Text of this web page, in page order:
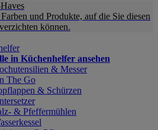
und Produkte, auf die Sie diesen
können.
in Küchenhelfer ansehen
& Messer
The Go
& Schürzen
& Pfeffermühlen